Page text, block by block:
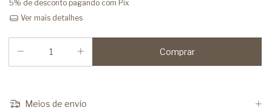
5% de desconto pagando com Pix
Ver mais detalhes
Meios de envio